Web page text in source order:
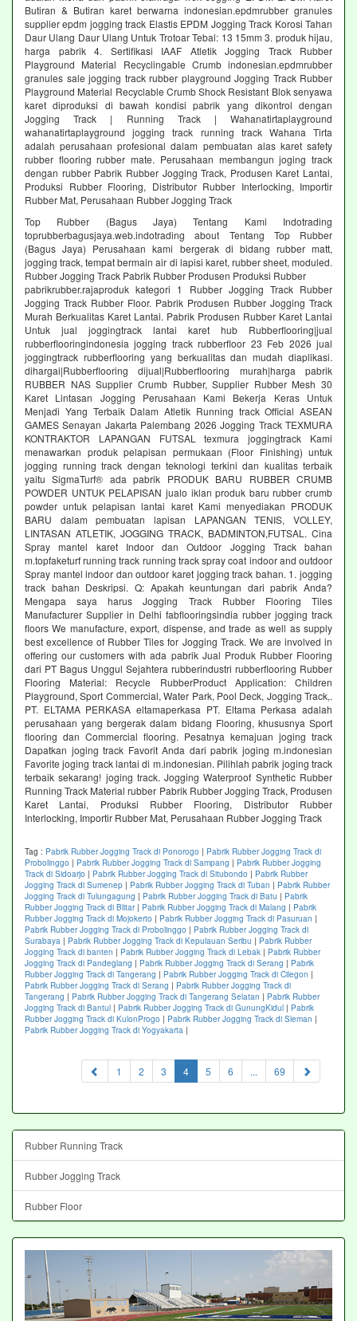
Butiran & Butiran karet berwarna indonesian.epdmrubber granules
supplier epdm jogging track Elastis EPDM Jogging Track Korosi Tahan
Daur Ulang Daur Ulang Untuk Trotoar Tebal: 13 15mm 3. produk hijau,
harga pabrik 4. Sertifikasi IAAF Atletik Jogging Track Rubber
Playground Material Recyclingable Crumb indonesian.epdmrubber
granules sale jogging track rubber playground Jogging Track Rubber
Playground Material Recyclable Crumb Shock Resistant Blok senyawa
karet diproduksi di bawah kondisi pabrik yang dikontrol dengan
Jogging Track | Running Track | Wahanatirtaplayground
wahanatirtaplayground jogging track running track Wahana Tirta
adalah perusahaan profesional dalam pembuatan alas karet safety
rubber flooring rubber mate. Perusahaan membangun joging track
dengan rubber Pabrik Rubber Jogging Track, Produsen Karet Lantai,
Produksi Rubber Flooring, Distributor Rubber Interlocking, Importir
Rubber Mat, Perusahaan Rubber Jogging Track
Top Rubber (Bagus Jaya) Tentang Kami Indotrading
toprubberbagusjaya.web.indotrading about Tentang Top Rubber
(Bagus Jaya) Perusahaan kami bergerak di bidang rubber matt,
jogging track, tempat bermain air di lapisi karet, rubber sheet, moduled.
Rubber Jogging Track Pabrik Rubber Produsen Produksi Rubber
pabrikrubber.rajaproduk kategori 1 Rubber Jogging Track Rubber
Jogging Track Rubber Floor. Pabrik Produsen Rubber Jogging Track
Murah Berkualitas Karet Lantai. Pabrik Produsen Rubber Karet Lantai
Untuk jual joggingtrack lantai karet hub Rubberflooring|jual
rubberflooringindonesia jogging track rubberfloor 23 Feb 2026 jual
joggingtrack rubberflooring yang berkualitas dan mudah diaplikasi.
dihargai|Rubberflooring dijual|Rubberflooring murah|harga pabrik
RUBBER NAS Supplier Crumb Rubber, Supplier Rubber Mesh 30
Karet Lintasan Jogging Perusahaan Kami Bekerja Keras Untuk
Menjadi Yang Terbaik Dalam Atletik Running track Official ASEAN
GAMES Senayan Jakarta Palembang 2026 Jogging Track TEXMURA
KONTRAKTOR LAPANGAN FUTSAL texmura joggingtrack Kami
menawarkan produk pelapisan permukaan (Floor Finishing) untuk
jogging running track dengan teknologi terkini dan kualitas terbaik
yaitu SigmaTurf® ada pabrik PRODUK BARU RUBBER CRUMB
POWDER UNTUK PELAPISAN jualo iklan produk baru rubber crumb
powder untuk pelapisan lantai karet Kami menyediakan PRODUK
BARU dalam pembuatan lapisan LAPANGAN TENIS, VOLLEY,
LINTASAN ATLETIK, JOGGING TRACK, BADMINTON,FUTSAL. Cina
Spray mantel karet Indoor dan Outdoor Jogging Track bahan
m.topfaketurf running track running track spray coat indoor and outdoor
Spray mantel indoor dan outdoor karet jogging track bahan. 1. jogging
track bahan Deskripsi. Q: Apakah keuntungan dari pabrik Anda?
Mengapa saya harus Jogging Track Rubber Flooring Tiles
Manufacturer Supplier in Delhi fabflooringsindia rubber jogging track
floors We manufacture, export, dispense, and trade as well as supply
best excellence of Rubber Tiles for Jogging Track. We are involved in
offering our customers with ada pabrik Jual Produk Rubber Flooring
dari PT Bagus Unggul Sejahtera rubberindustri rubberflooring Rubber
Flooring Material: Recycle RubberProduct Application: Children
Playground, Sport Commercial, Water Park, Pool Deck, Jogging Track,.
PT. ELTAMA PERKASA eltamaperkasa PT. Eltama Perkasa adalah
perusahaan yang bergerak dalam bidang Flooring, khususnya Sport
flooring dan Commercial flooring. Pesatnya kemajuan joging track
Dapatkan joging track Favorit Anda dari pabrik joging m.indonesian
Favorite joging track lantai di m.indonesian. Pilihlah pabrik joging track
terbaik sekarang! joging track. Jogging Waterproof Synthetic Rubber
Running Track Material rubber Pabrik Rubber Jogging Track, Produsen
Karet Lantai, Produksi Rubber Flooring, Distributor Rubber
Interlocking, Importir Rubber Mat, Perusahaan Rubber Jogging Track
Tag : Pabrik Rubber Jogging Track di Ponorogo | Pabrik Rubber Jogging Track di
Probolinggo | Pabrik Rubber Jogging Track di Sampang | Pabrik Rubber Jogging
Track di Sidoarjo | Pabrik Rubber Jogging Track di Situbondo | Pabrik Rubber
Jogging Track di Sumenep | Pabrik Rubber Jogging Track di Tuban | Pabrik Rubber
Jogging Track di Tulungagung | Pabrik Rubber Jogging Track di Batu | Pabrik
Rubber Jogging Track di Blitar| Pabrik Rubber Jogging Track di Malang | Pabrik
Rubber Jogging Track di Mojokerto | Pabrik Rubber Jogging Track di Pasuruan |
Pabrik Rubber Jogging Track di Probolinggo | Pabrik Rubber Jogging Track di
Surabaya | Pabrik Rubber Jogging Track di Kepulauan Seribu | Pabrik Rubber
Jogging Track di banten | Pabrik Rubber Jogging Track di Lebak | Pabrik Rubber
Jogging Track di Pandeglang | Pabrik Rubber Jogging Track di Serang | Pabrik
Rubber Jogging Track di Tangerang | Pabrik Rubber Jogging Track di Cilegon |
Pabrik Rubber Jogging Track di Serang | Pabrik Rubber Jogging Track di
Tangerang | Pabrik Rubber Jogging Track di Tangerang Selatan | Pabrik Rubber
Jogging Track di Bantul | Pabrik Rubber Jogging Track di GunungKidul | Pabrik
Rubber Jogging Track di KulonProgo | Pabrik Rubber Jogging Track di Sleman |
Pabrik Rubber Jogging Track di Yogyakarta |
1 2 3 4(current)
5 6 ... 69
Rubber Running Track
Rubber Jogging Track
Rubber Floor